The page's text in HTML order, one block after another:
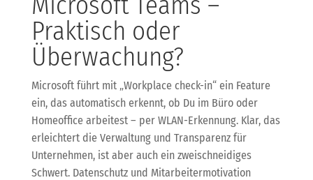
Praktisch oder
Überwachung?
Microsoft führt mit „Workplace check-in“ ein Feature
ein, das automatisch erkennt, ob Du im Büro oder
Homeoffice arbeitest – per WLAN-Erkennung. Klar, das
erleichtert die Verwaltung und Transparenz für
Unternehmen, ist aber auch ein zweischneidiges
Schwert. Datenschutz und Mitarbeitermotivation